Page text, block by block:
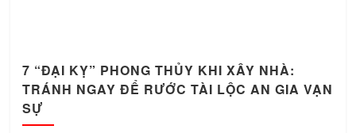
7 “ĐẠI KỴ” PHONG THỦY KHI XÂY NHÀ:
TRÁNH NGAY ĐỂ RƯỚC TÀI LỘC AN GIA VẠN
SỰ